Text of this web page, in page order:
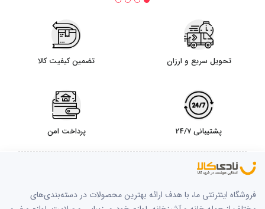
تحویل سریع و ارزان تضمین کیفیت کالا
پشتیبانی 24/7 پرداخت امن
فروشگاه اینترنتی ما، با هدف ارائه بهترین محصولات در دسته‌بندی‌های